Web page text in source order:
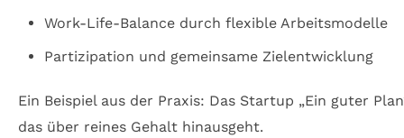
Work-Life-Balance durch flexible Arbeitsmodelle
Partizipation und gemeinsame Zielentwicklung
Ein Beispiel aus der Praxis: Das Startup „Ein guter
das über reines Gehalt hinausgeht.